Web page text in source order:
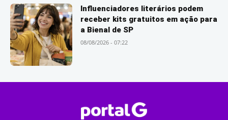
Influenciadores literários podem
receber kits gratuitos em ação para
a Bienal de SP
08/08/2026 - 07:22